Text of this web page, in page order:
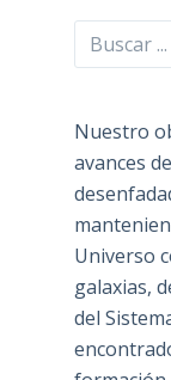
Buscar
Nuestro
avances
Universo
galaxias,
del